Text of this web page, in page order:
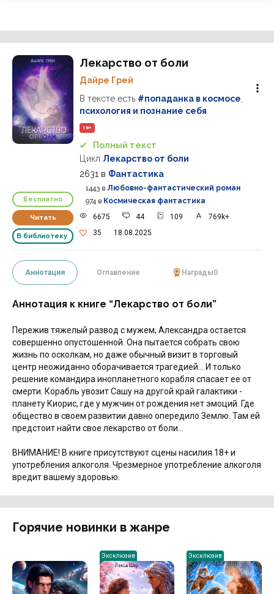
Бесплатно
Читать
В библиотеку
Лекарство от боли
Дайре Грей
В тексте есть #попаданка в космосе
психология и познание себя
18+
Полный текст
Цикл Лекарство от боли
2631 в Фантастика
1443 в Любовно-фантастический роман
974 в Космическая фантастика
6675
44 109
769k+
35
18.08.2025
Аннотация Оглавление Награды0
Аннотация к книге “Лекарство от боли”
Пережив тяжелый развод с мужем, Александра остается
совершенно опустошенной. Она пытается собрать свою
жизнь по осколкам, но даже обычный визит в торговый
центр неожиданно оборачивается трагедией… И только
решение командира инопланетного корабля спасает ее от
смерти. Корабль увозит Сашу на другой край галактики -
планету Киорис, где у мужчин от рождения нет эмоций. Где
общество в своем развитии давно опередило Землю. Там ей
предстоит найти свое лекарство от боли...
ВНИМАНИЕ! В книге присутствуют сцены насилия 18+ и
употребления алкоголя. Чрезмерное употребление алкоголя
вредит вашему здоровью.
Горячие новинки в жанре
Эксклюзив Эксклюзив